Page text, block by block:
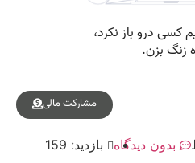
مشارکت مالی
بدون دیدگاه بازدید: 159